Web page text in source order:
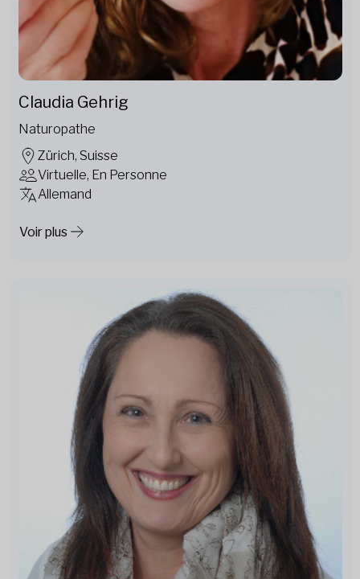
Claudia Gehrig
Naturopathe
Zürich, Suisse
Virtuelle, En Personne
Allemand
Voir plus